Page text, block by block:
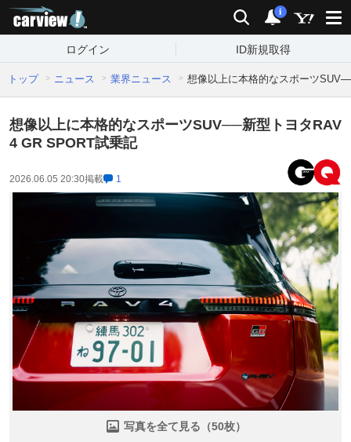
検索 通知
i
ログイン ID新規取得
トップ ニュース 業界ニュース 想像以上に本格的なスポーツ
想像以上に本格的なスポーツSUV──新型トヨタRAV
4 GR SPORT試乗記
2026.06.05 20:30掲載 1
写真を全て見る（50枚）